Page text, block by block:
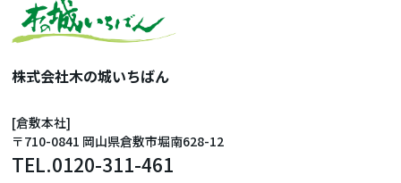
株式会社木の城いちばん
[倉敷本社]
〒710-0841 岡山県倉敷市堀南628-12
TEL.0120-311-461